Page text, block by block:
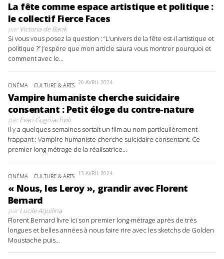
La fête comme espace artistique et politique :
le collectif Fierce Faces
parVictoria de Bank
Si vous vous posez la question : “L’univers de la fête est-il artistique et
politique ?” J’espère que mon article saura vous montrer pourquoi et
comment avec le...
CINÉMA CULTURE & ARTS 20 AVRIL 2024
Vampire humaniste cherche suicidaire
consentant : Petit éloge du contre-nature
parEvan Gogolachvili
Il y a quelques semaines sortait un film au nom particulièrement
frappant : Vampire humaniste cherche suicidaire consentant. Ce
premier long métrage de la réalisatrice...
CINÉMA CULTURE & ARTS 13 AVRIL 2024
« Nous, les Leroy », grandir avec Florent
Bernard
parLucile Aquilina
Florent Bernard livre ici son premier long-métrage après de très
longues et belles années à nous faire rire avec les sketchs de Golden
Moustache puis...